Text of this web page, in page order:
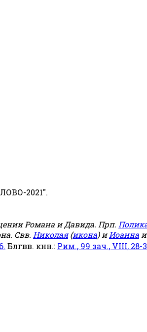
2021".
Романа и Давида. Прп.
Свв. Николая(икона) иИоанна
Блгвв. кнн.: Рим., 99 зач., VIII, 28-